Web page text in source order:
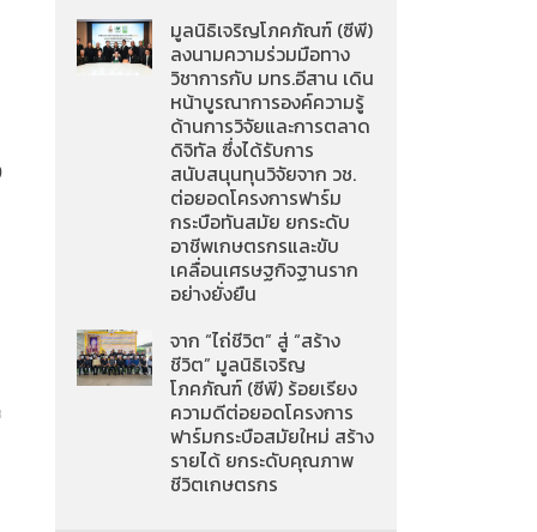
มูลนิธิเจริญโภคภัณฑ์ (ซีพี)
ลงนามความร่วมมือทาง
วิชาการกับ มทร.อีสาน เดิน
หน้าบูรณาการองค์ความรู้
ด้านการวิจัยและการตลาด
ดิจิทัล ซึ่งได้รับการ
สนับสนุนทุนวิจัยจาก วช.
ต่อยอดโครงการฟาร์ม
กระบือทันสมัย ยกระดับ
อาชีพเกษตรกรและขับ
เคลื่อนเศรษฐกิจฐานราก
อย่างยั่งยืน
จาก “ไถ่ชีวิต” สู่ “สร้าง
ชีวิต” มูลนิธิเจริญ
โภคภัณฑ์ (ซีพี) ร้อยเรียง
ความดีต่อยอดโครงการ
ฟาร์มกระบือสมัยใหม่ สร้าง
รายได้ ยกระดับคุณภาพ
ชีวิตเกษตรกร